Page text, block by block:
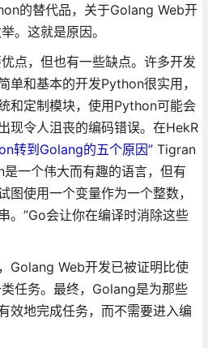
的替代品，关于Golang Web开
。这就是原因。
点，但也有一些缺点。许多开发
单和基本的开发Python很实用，
和定制模块，使用Python可能会
现令人沮丧的编码错误。在HekR
转到Golang的五个原因”Tigran
一个伟大而有趣的语言，但有
图使用一个变量作为一个整数，
。”Go会让你在编译时消除这些
Golang Web开发已被证明比使
任务。最终，Golang是为那些
效地完成任务，而不需要进入编